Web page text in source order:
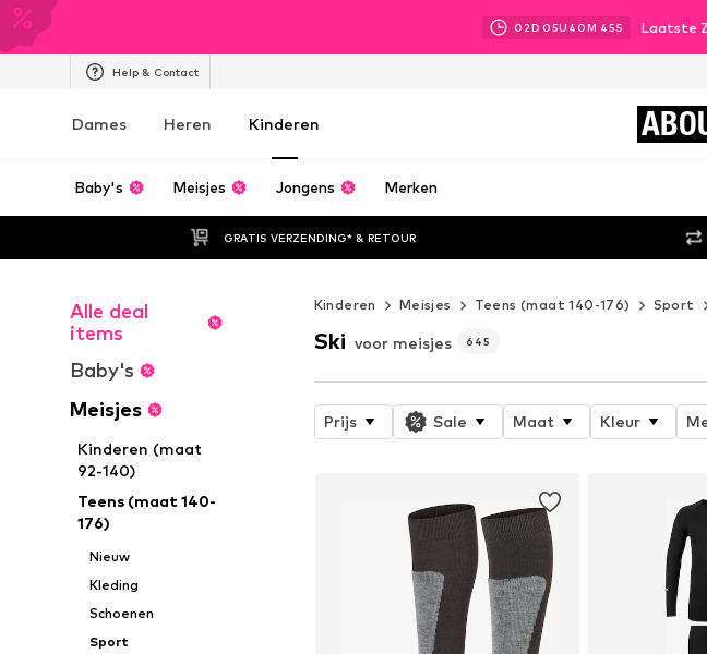
02D 05U 40M 43S Laatste
Help & Contact
Dames Heren Kinderen
Baby's Meisjes Jongens Merken
GRATIS VERZENDING* & RETOUR
Alle deal
items
Baby's
Meisjes
Kinderen (maat
92-140)
Teens (maat 140-
176)
Nieuw
Kleding
Schoenen
Sport
Kinderen Meisjes Teens (maat 140-176) Sport
Ski voor meisjes 645
Prijs Sale Maat Kleur